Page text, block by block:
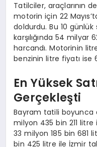
Tatilciler, araçlarının
motorin için 22
doldurdu. Bu 10 günlük
karşılığında 54
harcandı. Motorinin
benzinin litre fiyatı ise
En Yüksek
Gerçekleşti
Bayram tatili boyunca
milyon 435 bin 211 litre
33 milyon 185 bin 681
bin 425 litre ile İzmir